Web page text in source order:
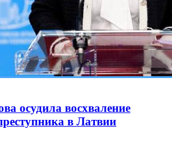
осудила восхваление
в Латвии